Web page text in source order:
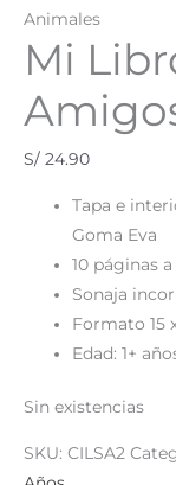
Animales
Mi
S/ 24.90
Tapa e
Goma Eva
10 páginas
Sonaja
Formato 15
Edad: 1+
Sin existencias
SKU: CILSA2